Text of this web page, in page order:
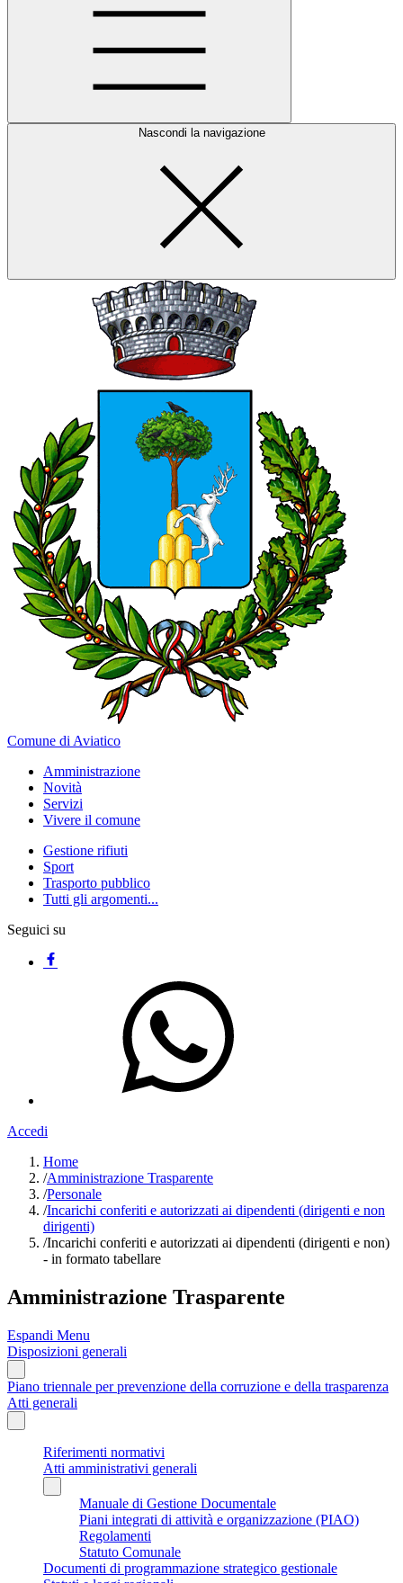
Nascondi la navigazione
Comune di Aviatico
Amministrazione
Novità
Servizi
Vivere il comune
Gestione rifiuti
Sport
Trasporto pubblico
Tutti gli argomenti...
Seguici su
Accedi
Home
/Amministrazione Trasparente
/Personale
/Incarichi conferiti e autorizzati ai dipendenti (dirigenti e non
dirigenti)
/Incarichi conferiti e autorizzati ai dipendenti (dirigenti e non)
- in formato tabellare
Amministrazione Trasparente
Espandi Menu
Disposizioni generali
Piano triennale per prevenzione della corruzione e della trasparenza
Atti generali
Riferimenti normativi
Atti amministrativi generali
Manuale di Gestione Documentale
Piani integrati di attività e organizzazione (PIAO)
Regolamenti
Statuto Comunale
Documenti di programmazione strategico gestionale